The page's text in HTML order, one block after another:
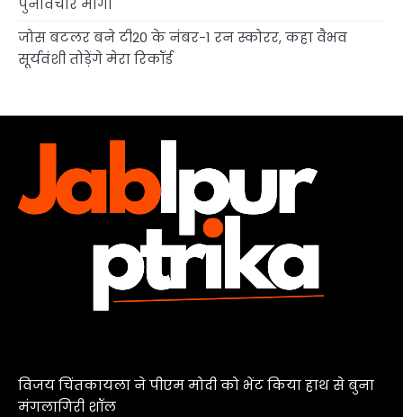
पुनर्विचार मांगा
जोस बटलर बने टी20 के नंबर-1 रन स्कोरर, कहा वैभव
सूर्यवंशी तोड़ेंगे मेरा रिकॉर्ड
विजय चिंतकायला ने पीएम मोदी को भेंट किया हाथ से बुना
मंगलागिरी शॉल